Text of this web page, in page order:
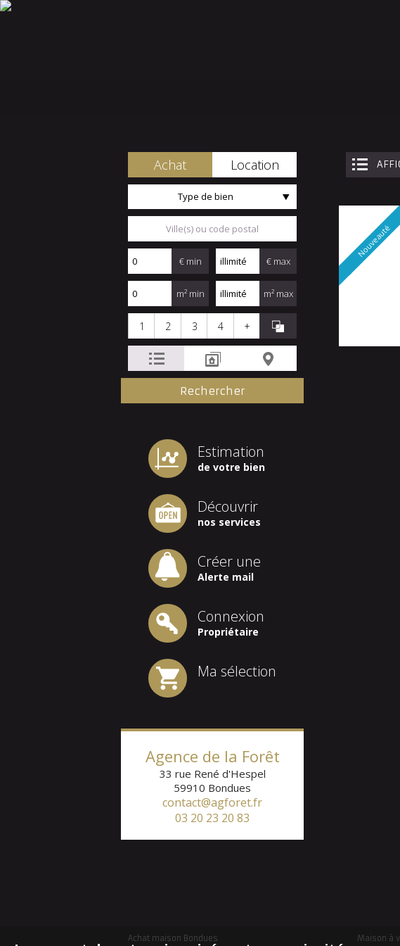
Achat Location
Type de bien
€ min € max
m² min m² max
1 2 3 4 +
Estimation
de votre bien
Découvrir
nos services
Créer une
Alerte mail
Connexion
Propriétaire
Ma sélection
Agence de la Forêt
33 rue René d'Hespel
59910 Bondues
contact@agforet.fr
03 20 23 20 83
Nouveauté
Achat maison Bondues Maison à